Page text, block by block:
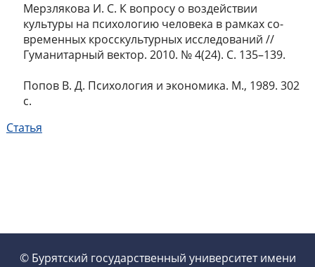
Мерзлякова И. С. К вопросу о воздействии
культуры на психологию человека в рамках со-
временных кросскультурных исследований //
Гуманитарный вектор. 2010. № 4(24). С. 135–139.
Попов В. Д. Психология и экономика. М., 1989. 302
с.
Статья
© Бурятский государственный университет имени